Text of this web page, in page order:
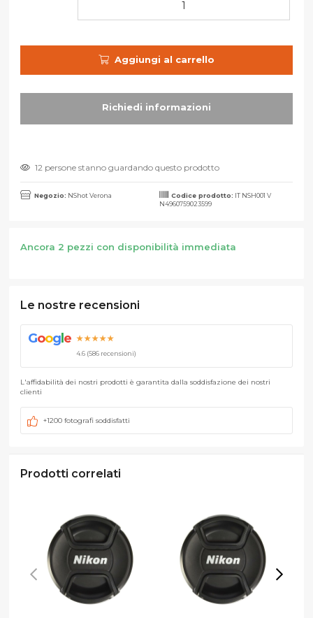
Aggiungi al carrello
12 persone stanno guardando questo prodotto
Negozio: NShot Verona Codice prodotto: IT NSH001 V
N4960759023599
Ancora 2 pezzi con disponibilità immediata
Le nostre recensioni
Goog e ★★★★★
4.6 (586 recensioni)
L'affidabilità dei nostri prodotti è garantita dalla soddisfazione dei nostri
clienti
+1200 fotografi soddisfatti
Prodotti correlati